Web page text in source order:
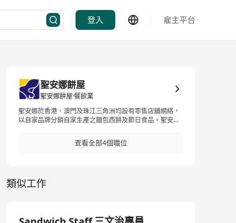
登入 雇主平台
聖安娜餅屋
聖安娜餅屋·餐飲業
聖安娜於香港、澳門及珠江三角洲均設有零售店舖網絡，
以自家品牌分銷自家生產之麵包西餅及節日食品。聖安娜
可與摯愛分享快樂一刻。我們充滿熱誠的團隊致力提供優
質及友善的服務，並透過多元化的產品和創新的推廣為顧
查看全部4個職位
類似工作